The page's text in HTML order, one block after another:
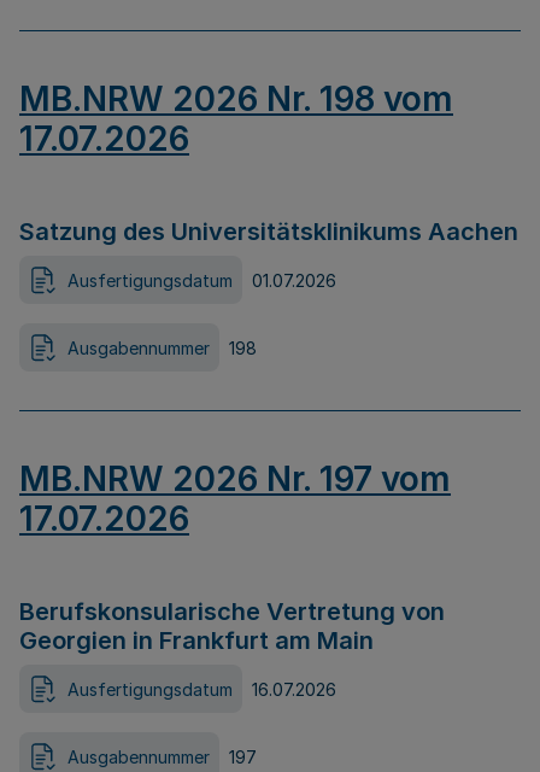
MB.NRW 2026 Nr. 198 vom
17.07.2026
Satzung des Universitätsklinikums Aachen
Ausfertigungsdatum 01.07.2026
Ausgabennummer 198
MB.NRW 2026 Nr. 197 vom
17.07.2026
Berufskonsularische Vertretung von
Georgien in Frankfurt am Main
Ausfertigungsdatum 16.07.2026
Ausgabennummer 197